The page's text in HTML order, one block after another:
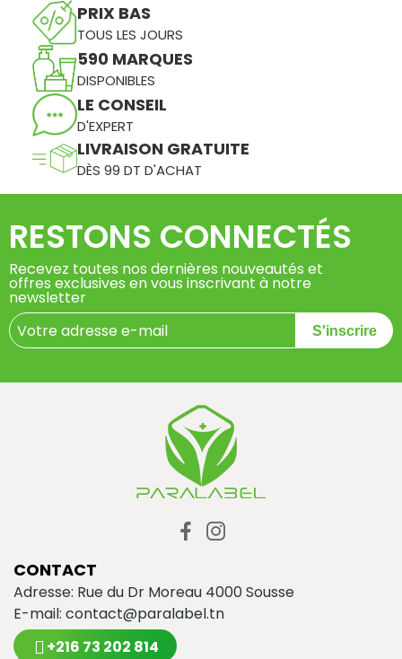
PRIX BAS
TOUS LES JOURS
590 MARQUES
DISPONIBLES
LE CONSEIL
D'EXPERT
LIVRAISON GRATUITE
DÈS 99 DT D'ACHAT
RESTONS CONNECTÉS
Recevez toutes nos dernières nouveautés et
offres exclusives en vous inscrivant à notre
newsletter
S'inscrire
CONTACT
Adresse: Rue du Dr Moreau 4000 Sousse
E-mail: contact@paralabel.tn
+216 73 202 814